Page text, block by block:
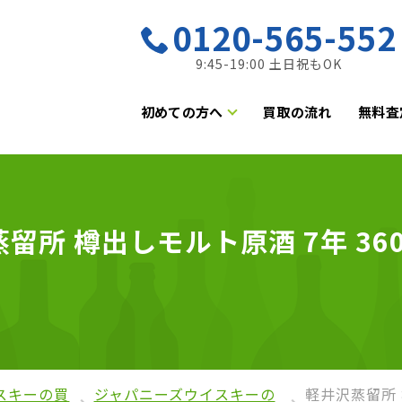
0120-565-552
9:45-19:00 土日祝もOK
初めての方へ 買取の流れ 無料
留所 樽出しモルト原酒 7年
キーの買 ジャパニーズウイスキーの 軽井沢蒸留